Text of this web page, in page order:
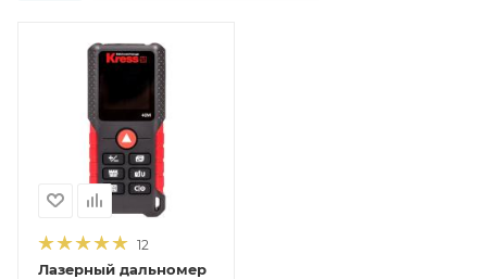
12
Лазерный дальномер